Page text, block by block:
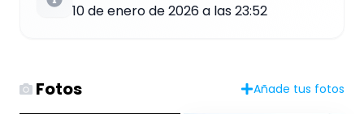
10 de enero de 2026 a las 23:52
Fotos Añade tus fotos